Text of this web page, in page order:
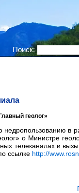
Поиск:
геолог»
недропользованию
о Министре
телеканалах и
ссылке http://